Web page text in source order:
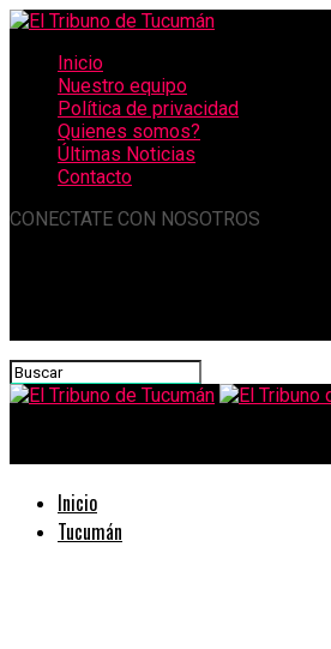
Inicio
Nuestro equipo
Política de privacidad
Quienes somos?
Últimas Noticias
Contacto
CONECTATE CON NOSOTROS
Inicio
Tucumán